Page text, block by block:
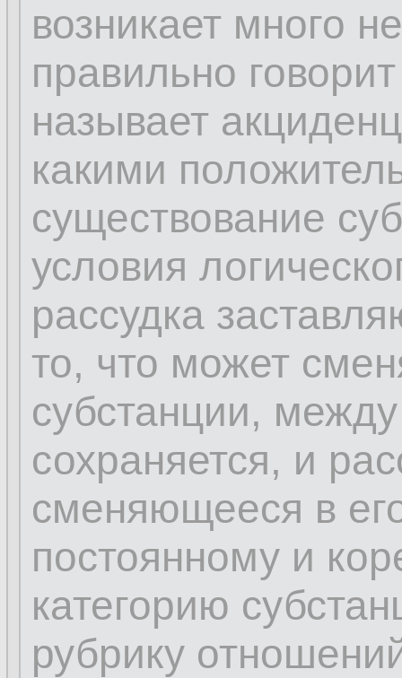
возникает много
правильно
называет
какими
существование
условия
рассудка
то, что может
субстанции,
сохраняется, и
сменяющееся в
постоянному и
категорию
рубрику